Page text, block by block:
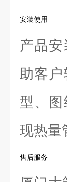
安装使用
产品
助客
型、
现热量
售后服务